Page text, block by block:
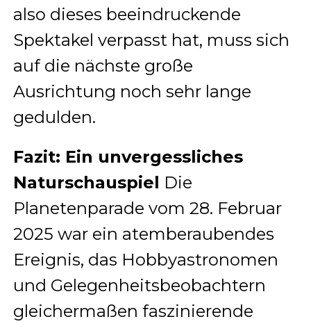
also dieses beeindruckende
Spektakel verpasst hat, muss sich
auf die nächste große
Ausrichtung noch sehr lange
gedulden.
Fazit: Ein unvergessliches
Naturschauspiel Die
Planetenparade vom 28. Februar
2025 war ein atemberaubendes
Ereignis, das Hobbyastronomen
und Gelegenheitsbeobachtern
gleichermaßen faszinierende